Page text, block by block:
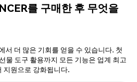
를 구매한 후 무엇을
서 더 많은 기회를 얻을 수 있습니다. 첫
물 도구 활용까지 모든 기능은 업계 최고
지원으로 강화됩니다.